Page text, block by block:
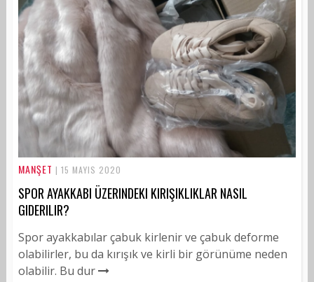
MANŞET | 15 MAYIS 2020
SPOR AYAKKABI ÜZERINDEKI KIRIŞIKLIKLAR NASIL
GIDERILIR?
Spor ayakkabılar çabuk kirlenir ve çabuk deforme
olabilirler, bu da kırışık ve kirli bir görünüme neden
olabilir. Bu dur